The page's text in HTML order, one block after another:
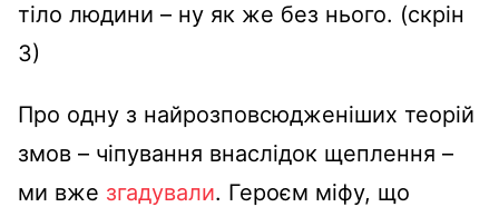
тіло людини – ну як же без нього. (скрін
3)
Про одну з найрозповсюдженіших теорій
змов – чіпування внаслідок щеплення –
ми вже згадували. Героєм міфу, що